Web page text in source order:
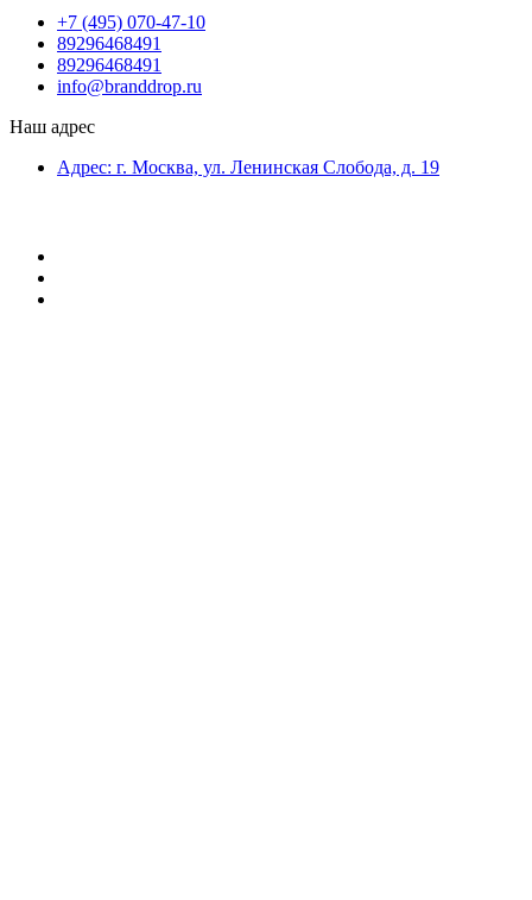
+7 (495) 070-47-10
89296468491
89296468491
info@branddrop.ru
Наш адрес
Адрес: г. Москва, ул. Ленинская Слобода, д. 19